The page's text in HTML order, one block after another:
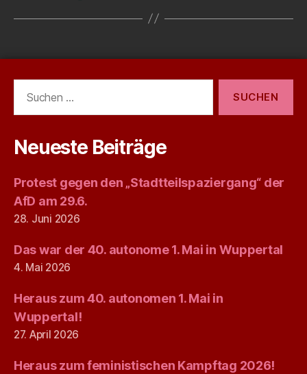
nach:
Neueste Beiträge
Protest gegen den „Stadtteilspaziergang“ der
AfD am 29.6.
28. Juni 2026
Das war der 40. autonome 1. Mai in Wuppertal
4. Mai 2026
Heraus zum 40. autonomen 1. Mai in
Wuppertal!
27. April 2026
Heraus zum feministischen Kampftag 2026!